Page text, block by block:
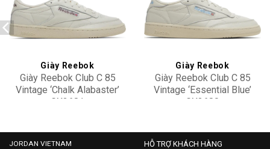
Add to
wishlist
Giày Reebok
Giày Reebok Club C 85
Vintage ‘Chalk Alabaster’
GX3681
Add to
wishlist
Giày Reebok
Giày Reebok Club C 85
Vintage ‘Essential Blue’
GX3680
JORDAN VIETNAM HỖ TRỢ KHÁCH HÀNG